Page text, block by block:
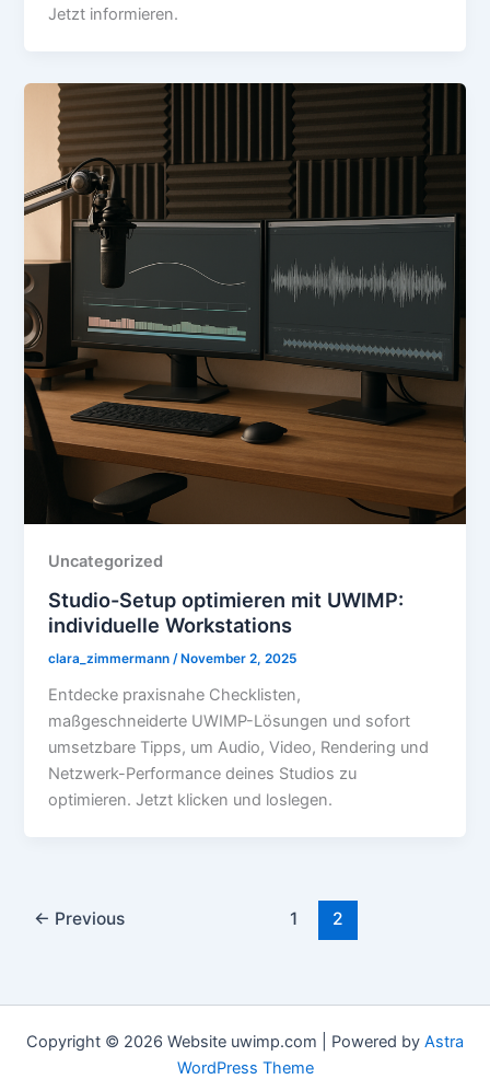
Jetzt informieren.
Uncategorized
Studio-Setup optimieren mit UWIMP:
individuelle Workstations
clara_zimmermann/ November 2, 2025
Entdecke praxisnahe Checklisten,
maßgeschneiderte UWIMP-Lösungen und sofort
umsetzbare Tipps, um Audio, Video, Rendering und
Netzwerk-Performance deines Studios zu
optimieren. Jetzt klicken und loslegen.
← Previous 1 2
Copyright © 2026 Website uwimp.com | Powered by Astra
WordPress Theme